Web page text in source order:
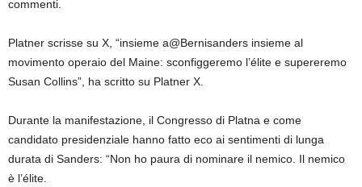
commenti.
Platner scrisse su X, “insieme a@Bernisanders insieme al
movimento operaio del Maine: sconfiggeremo l’élite e supereremo
Susan Collins”, ha scritto su Platner X.
Durante la manifestazione, il Congresso di Platna e come
candidato presidenziale hanno fatto eco ai sentimenti di lunga
durata di Sanders: “Non ho paura di nominare il nemico. Il nemico
è l’élite.